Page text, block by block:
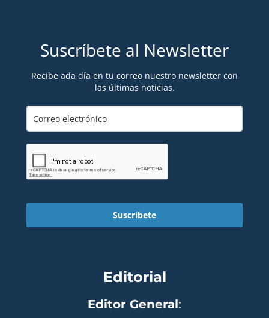
Suscríbete al Newsletter
Recibe ada día en tu correo nuestro newsletter con
las últimas noticias.
Suscríbete
Editorial
Editor General: